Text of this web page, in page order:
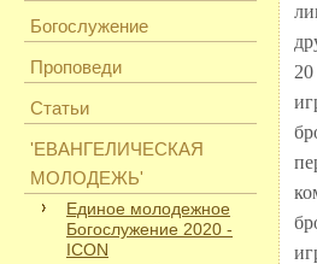
Богослужение
Проповеди
Статьи
'ЕВАНГЕЛИЧЕСКАЯ
МОЛОДЕЖЬ'
Единое молодежное
Богослужение 2020 -
ICON